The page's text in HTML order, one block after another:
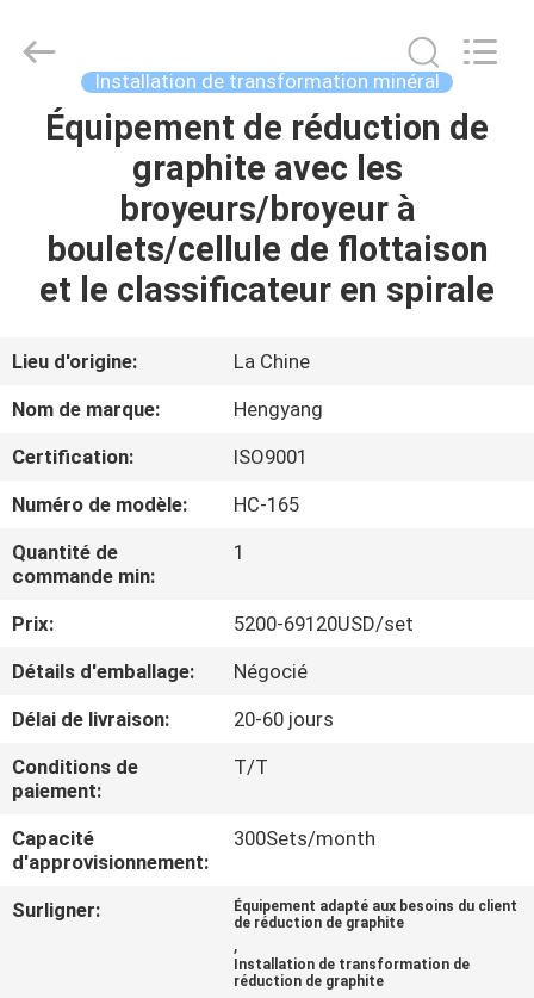
MAISON
PRODUITS
AU
DE
NOUS
VISITE
D'USINE
CONTRÔLE
DE
QUALITÉ
CONTACTEZ-
NOUS
NOUVELLES
Zhengzhou
Hengyang
Installation de transformation minéral
Équipement de réduction de
graphite avec les
broyeurs/broyeur à
boulets/cellule de flottaison
et le classificateur en spirale
Lieu d'origine:
La Chine
Nom de marque:
Hengyang
Certification:
ISO9001
Numéro de modèle:
HC-165
Quantité de
commande min:
1
Prix:
5200-69120USD/set
Détails d'emballage:
Négocié
Délai de livraison:
20-60 jours
Conditions de
paiement:
T/T
Capacité
d'approvisionnement:
300Sets/month
Surligner:
Équipement adapté aux besoins du client
de réduction de graphite
,
Installation de transformation de
réduction de graphite